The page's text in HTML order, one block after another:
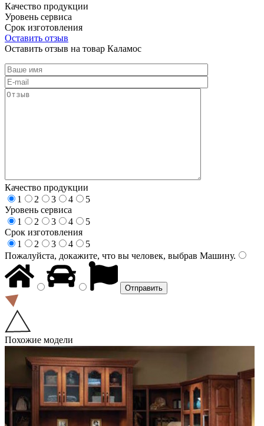
Качество продукции
Уровень сервиса
Срок изготовления
Оставить отзыв
Оставить отзыв на товар Каламос
Качество продукции
1
2 3 4
5
Уровень сервиса
1
2 3 4
5
Срок изготовления
1
2 3 4
5
Пожалуйста, докажите, что вы человек, выбрав Машину.
Похожие модели